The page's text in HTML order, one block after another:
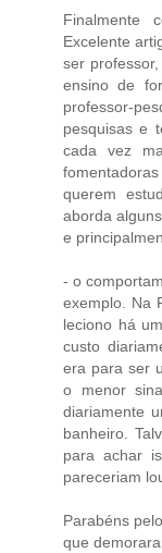
Finalmente
Excelente
ser
ensino de
professor-
pesquisas e
cada vez
querem
aborda
e
- o
exemplo. Na
leciono há
custo
era para ser
o menor
diariamente
banheiro.
para achar
pareceriam
Parabéns
que